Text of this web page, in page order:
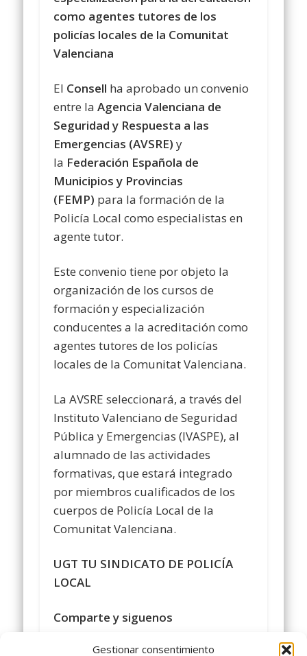
Gestionar consentimiento
como agentes tutores de los
policías locales de la Comunitat
Valenciana
El Consell ha aprobado un convenio
entre laAgencia Valenciana de
Seguridad y Respuesta a las
Emergencias (AVSRE) y
la Federación Española de
Municipios y Provincias
(FEMP) para la formación de la
Policía Local como especialistas en
agente tutor.
Este convenio tiene por objeto la
organización de los cursos de
formación y especialización
conducentes a la acreditación como
agentes tutores de los policías
locales de la Comunitat Valenciana.
La AVSRE seleccionará, a través del
Instituto Valenciano de Seguridad
Pública y Emergencias (IVASPE), al
alumnado de las actividades
formativas, que estará integrado
por miembros cualificados de los
cuerpos de Policía Local de la
Comunitat Valenciana.
UGT TU SINDICATO DE POLICÍA
LOCAL
Comparte y siguenos
https://www.facebook.com/